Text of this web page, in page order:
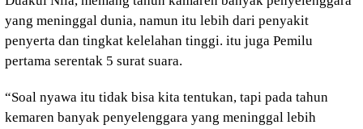
yang meninggal dunia, namun itu lebih dari penyakit
penyerta dan tingkat kelelahan tinggi. itu juga Pemilu
pertama serentak 5 surat suara.
“Soal nyawa itu tidak bisa kita tentukan, tapi pada tahun
kemaren banyak penyelenggara yang meninggal lebih